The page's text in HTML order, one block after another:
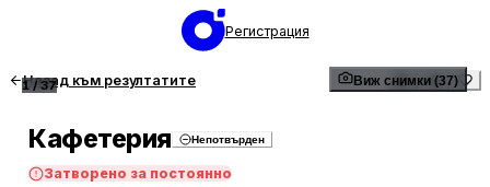
Регистрация
Назад към резултатите
1/37 Виж снимки (37)
Кафетерия Непотвърден
Затворено за постоянно